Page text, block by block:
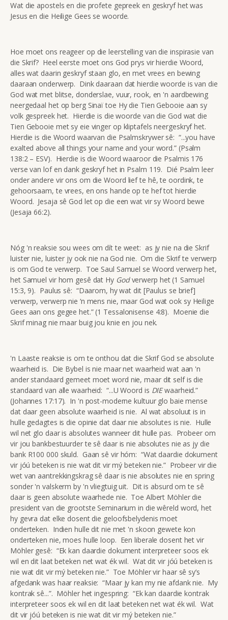
Wat die apostels en die profete gepreek en geskryf het was
Jesus en die Heilige Gees se woorde.
Hoe moet ons reageer op die leerstelling van die inspirasie van
die Skrif? Heel eerste moet ons God prys vir hierdie Woord,
alles wat daarin geskryf staan glo, en met vrees en bewing
daaraan onderwerp. Dink daaraan dat hierdie woorde is van die
God wat met blitse, donderslae, vuur, rook, en 'n aardbewing
neergedaal het op berg Sinaï toe Hy die Tien Gebooie aan sy
volk gespreek het. Hierdie is die woorde van die God wat die
Tien Gebooie met sy eie vinger op kliptafels neergeskryf het.
Hierdie is die Woord waarvan die Psalmskrywer sê: “...you have
exalted above all things your name and your word.” (Psalm
138:2 – ESV). Hierdie is die Woord waaroor die Psalmis 176
verse van lof en dank geskryf het in Psalm 119. Dié Psalm leer
onder andere vir ons om die Woord lief te hê, te oordink, te
gehoorsaam, te vrees, en ons hande op te hef tot hierdie
Woord. Jesaja sê God let op die een wat vir sy Woord bewe
(Jesaja 66:2).
Nóg 'n reaksie sou wees om dít te weet: as jy nie na die Skrif
luister nie, luister jy ook nie na God nie. Om die Skrif te verwerp
is om God te verwerp. Toe Saul Samuel se Woord verwerp het,
het Samuel vir hom gesê dat Hy Godverwerp het (1 Samuel
15:3, 9). Paulus sê: “Daarom, hy wat dit [Paulus se brief]
verwerp, verwerp nie ‘n mens nie, maar God wat ook sy Heilige
Gees aan ons gegee het.” (1 Tessalonisense 4:8). Moenie die
Skrif minag nie maar buig jou knie en jou nek.
'n Laaste reaksie is om te onthou dat die Skrif God se absolute
waarheid is. Die Bybel is nie maar net waarheid wat aan 'n
ander standaard gemeet moet word nie, maar dit self is die
standaard van alle waarheid: “...U Woord is DIEwaarheid.”
(Johannes 17:17). In 'n post-moderne kultuur glo baie mense
dat daar geen absolute waarheid is nie. Al wat absoluut is in
hulle gedagtes is die opinie dat daar nie absolutes is nie. Hulle
wil net glo daar is absolutes wanneer dit hulle pas. Probeer om
vir jou bankbestuurder te sê daar is nie absolutes nie as jy die
bank R100 000 skuld. Gaan sê vir hóm: “Wat daardie dokument
vir jóú beteken is nie wat dit vir mý beteken nie.” Probeer vir die
wet van aantrekkingskrag sê daar is nie absolutes nie en spring
sonder 'n valskerm by 'n vliegtuig uit. Dit is absurd om te sê
daar is geen absolute waarhede nie. Toe Albert Möhler die
president van die grootste Seminarium in die wêreld word, het
hy gevra dat elke dosent die geloofsbelydenis moet
onderteken. Indien hulle dit nie met 'n skoon gewete kon
onderteken nie, moes hulle loop. Een liberale dosent het vir
Möhler gesê: “Ek kan daardie dokument interpreteer soos ek
wil en dit laat beteken net wat ék wil. Wat dit vir jóú beteken is
nie wat dit vir mý beteken nie.” Toe Möhler vir haar sê sy’s
afgedank was haar reaksie: “Maar jy kan my nie afdank nie. My
kontrak sê...”. Möhler het ingespring: “Ek kan daardie kontrak
interpreteer soos ek wil en dit laat beteken net wat ék wil. Wat
dit vir jóú beteken is nie wat dit vir mý beteken nie.”